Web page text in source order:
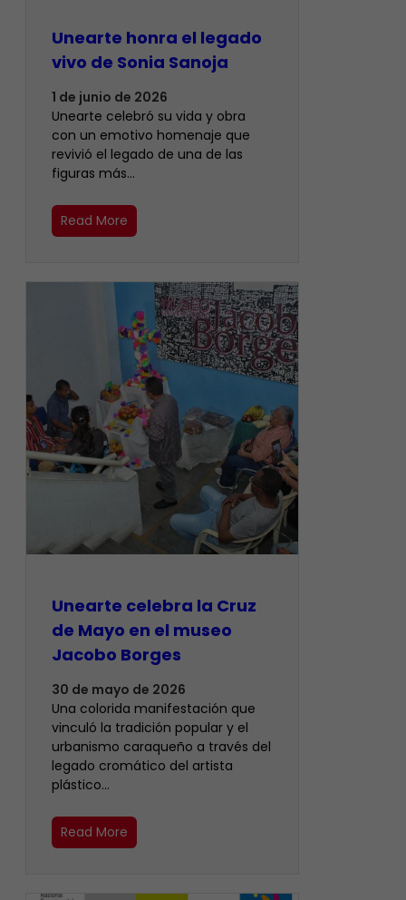
Unearte honra el legado
vivo de Sonia Sanoja
1 de junio de 2026
Unearte celebró su vida y obra
con un emotivo homenaje que
revivió el legado de una de las
figuras más…
Read More
Unearte celebra la Cruz
de Mayo en el museo
Jacobo Borges
30 de mayo de 2026
Una colorida manifestación que
vinculó la tradición popular y el
urbanismo caraqueño a través del
legado cromático del artista
plástico…
Read More